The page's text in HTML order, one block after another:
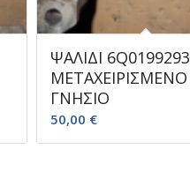
ΨΑΛΙΔΙ 6Q0199293
ΜΕΤΑΧΕΙΡΙΣΜΕΝΟ
ΓΝΗΣΙΟ
50,00 €